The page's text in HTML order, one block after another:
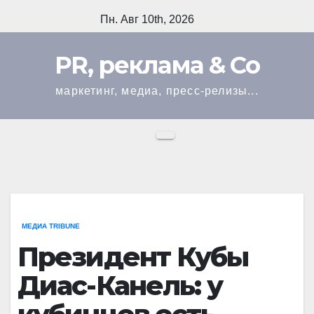
к
Пн. Авг 10th, 2026
PR, реклама & Co
маркетинг, медиа, пресс-релизы...
МЕДИА TRIBUNE
Президент Кубы
Диас-Канель: у